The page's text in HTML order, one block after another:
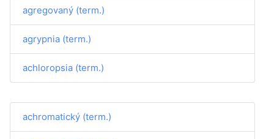
agregovaný (term.)
agrypnia (term.)
achloropsia (term.)
achromatický (term.)